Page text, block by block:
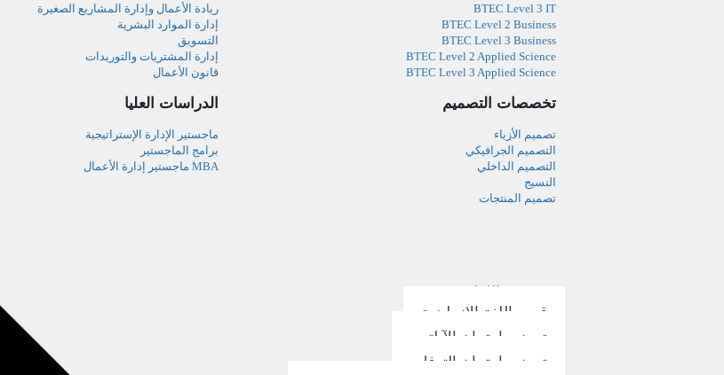
BTEC Level 3 IT
BTEC Level 2 Business
BTEC Level 3 Business
BTEC Level 2 Applied Science
BTEC Level 3 Applied Science
تخصصات التصميم
تصميم الأزياء
التصميم الجرافيكي
التصميم الداخلي
النسيج
تصميم المنتجات
ريادة الأعمال وإدارة المشاريع الصغيرة
إدارة الموارد البشرية
التسويق
إدارة المشتريات والتوريدات
قانون الأعمال
الدراسات العليا
ماجستير الإدارة الإستراتيجية
برامج الماجستير
MBA ماجستير إدارة الأعمال
قسم اللغة الإنجليزية
تحضير إمتحان الآيلتس
تحضير إمتحان التوفل